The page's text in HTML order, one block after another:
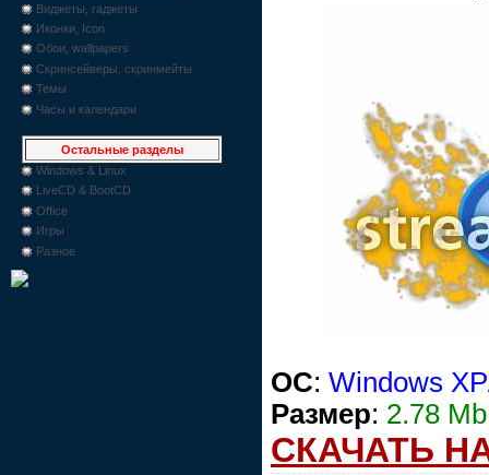
Виджеты, гаджеты
Иконки, Icon
Обои, wallpapers
Скринсейверы, скринмейты
Темы
Часы и календари
Остальные разделы
Windows & Linux
LiveCD & BootCD
Office
Игры
Разное
OC: Windows
Размер: 2.78 Mb
СКАЧАТЬ